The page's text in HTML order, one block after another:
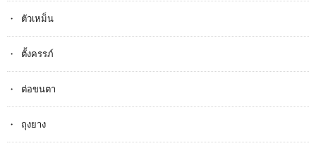
ตัวเหม็น
ตั้งครรภ​์
ต่อขนตา
ถุงยาง